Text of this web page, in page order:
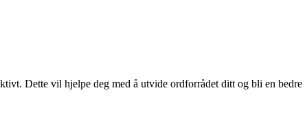
Dette vil hjelpe deg med å utvide ordforrådet ditt og bli en bedre